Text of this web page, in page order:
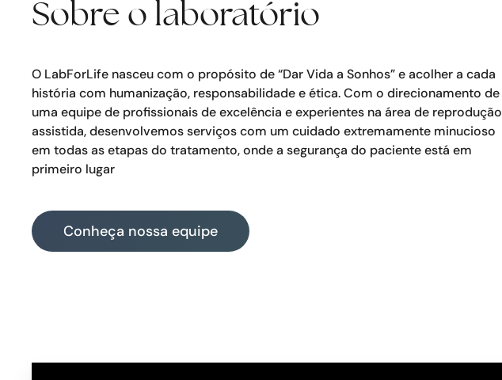
Sobre o laboratório
O LabForLife nasceu com o propósito de “Dar Vida a Sonhos” e acolher a cada
história com humanização, responsabilidade e ética. Com o direcionamento de
uma equipe de profissionais de excelência e experientes na área de reprodução
assistida, desenvolvemos serviços com um cuidado extremamente minucioso
em todas as etapas do tratamento, onde a segurança do paciente está em
primeiro lugar
Conheça nossa equipe